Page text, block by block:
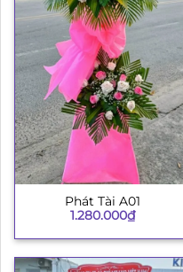
Phát Tài A01
1.280.000₫